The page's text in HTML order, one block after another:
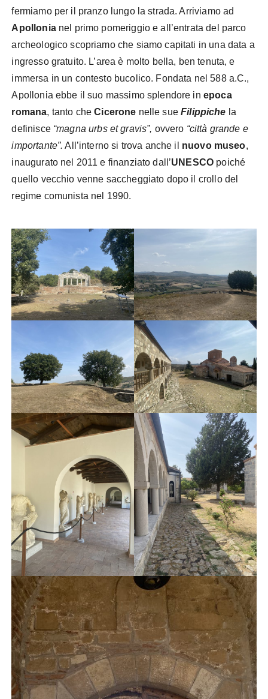
fermiamo per il pranzo lungo la strada. Arriviamo ad
Apollonianel primo pomeriggio e all’entrata del parco
archeologico scopriamo che siamo capitati in una data a
ingresso gratuito. L’area è molto bella, ben tenuta, e
immersa in un contesto bucolico. Fondata nel 588 a.C.,
Apollonia ebbe il suo massimo splendore in epoca
romana, tanto cheCicerone nelle sueFilippiche la
definisce “magna urbs et gravis”, ovvero “città grande e
importante”. All’interno si trova anche il nuovo museo,
inaugurato nel 2011 e finanziato dall’UNESCO poiché
quello vecchio venne saccheggiato dopo il crollo del
regime comunista nel 1990.